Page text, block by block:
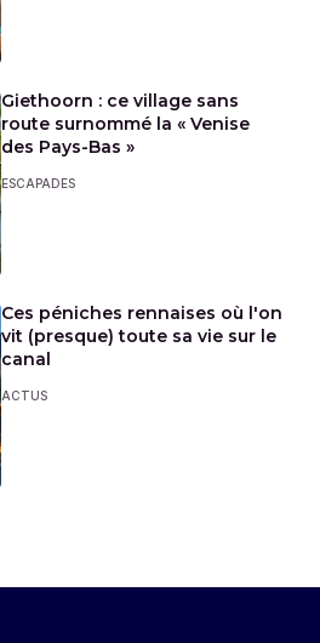
Giethoorn : ce village sans
route surnommé la « Venise
des Pays-Bas »
ESCAPADES
Ces péniches rennaises où l'on
vit (presque) toute sa vie sur le
canal
ACTUS